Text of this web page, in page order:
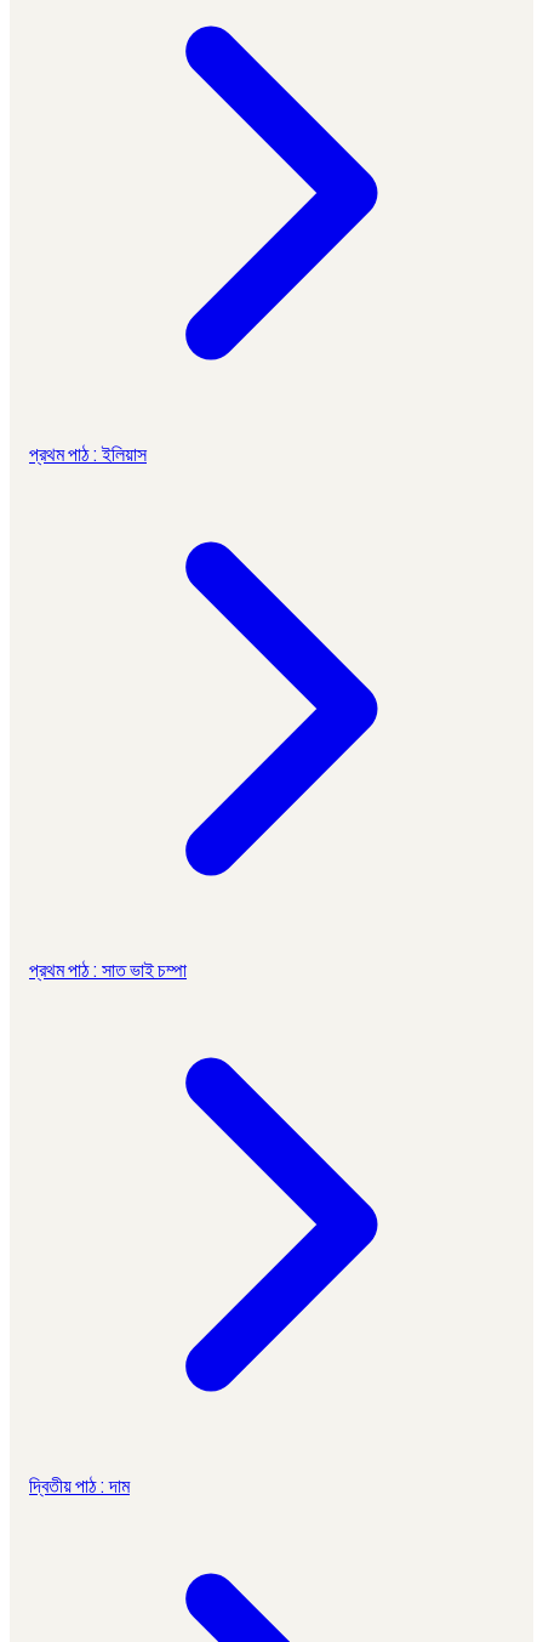
প্রথম পাঠ : ইলিয়াস
প্রথম পাঠ : সাত ভাই চম্পা
দ্বিতীয় পাঠ : দাম